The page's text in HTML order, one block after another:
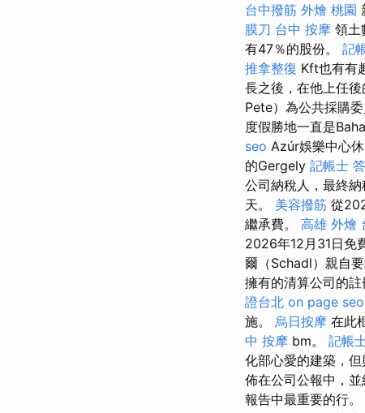
台中撥筋 外燴 桃園
膜刀 台中 按摩 領土
有47％的股份。 記
推拿整復 Kft也有有
長之後，在他上任
Pete）為公共採購
度假勝地一直是
seo Azúr娛樂中心
的Gergely 記帳士
公司納稅人，最終
天。 美容撥筋 從
繼承費。 高雄 外燴
2026年12月31日免
爾（Schadl）親自
擁有的清算公司的註
證台北 on page seo
施。 烏日按摩 在此
中 按摩 bm。 記帳
化部心愛的建築，
佈在公司公報中，
報告中最重要的行。